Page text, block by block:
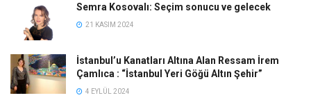
Semra Kosovalı: Seçim sonucu ve gelecek
21 KASIM 2024
İstanbul’u Kanatları Altına Alan Ressam İrem
Çamlıca : “İstanbul Yeri Göğü Altın Şehir”
4 EYLÜL 2024